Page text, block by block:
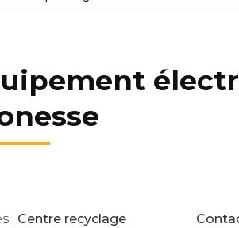
: Centre recyclage